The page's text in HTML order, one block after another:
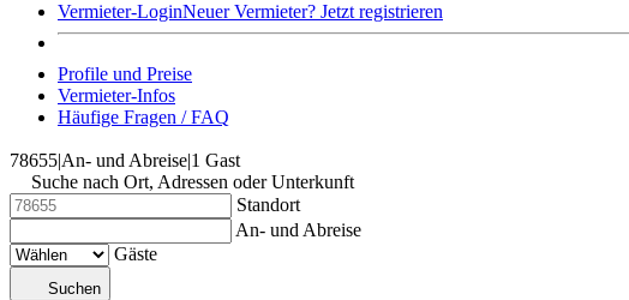
Vermieter-LoginNeuer Vermieter? Jetzt registrieren
Profile und Preise
Vermieter-Infos
Häufige Fragen / FAQ
78655|An- und Abreise|1 Gast
Suche nach Ort, Adressen oder Unterkunft
Standort
An- und Abreise
Gäste
Suchen